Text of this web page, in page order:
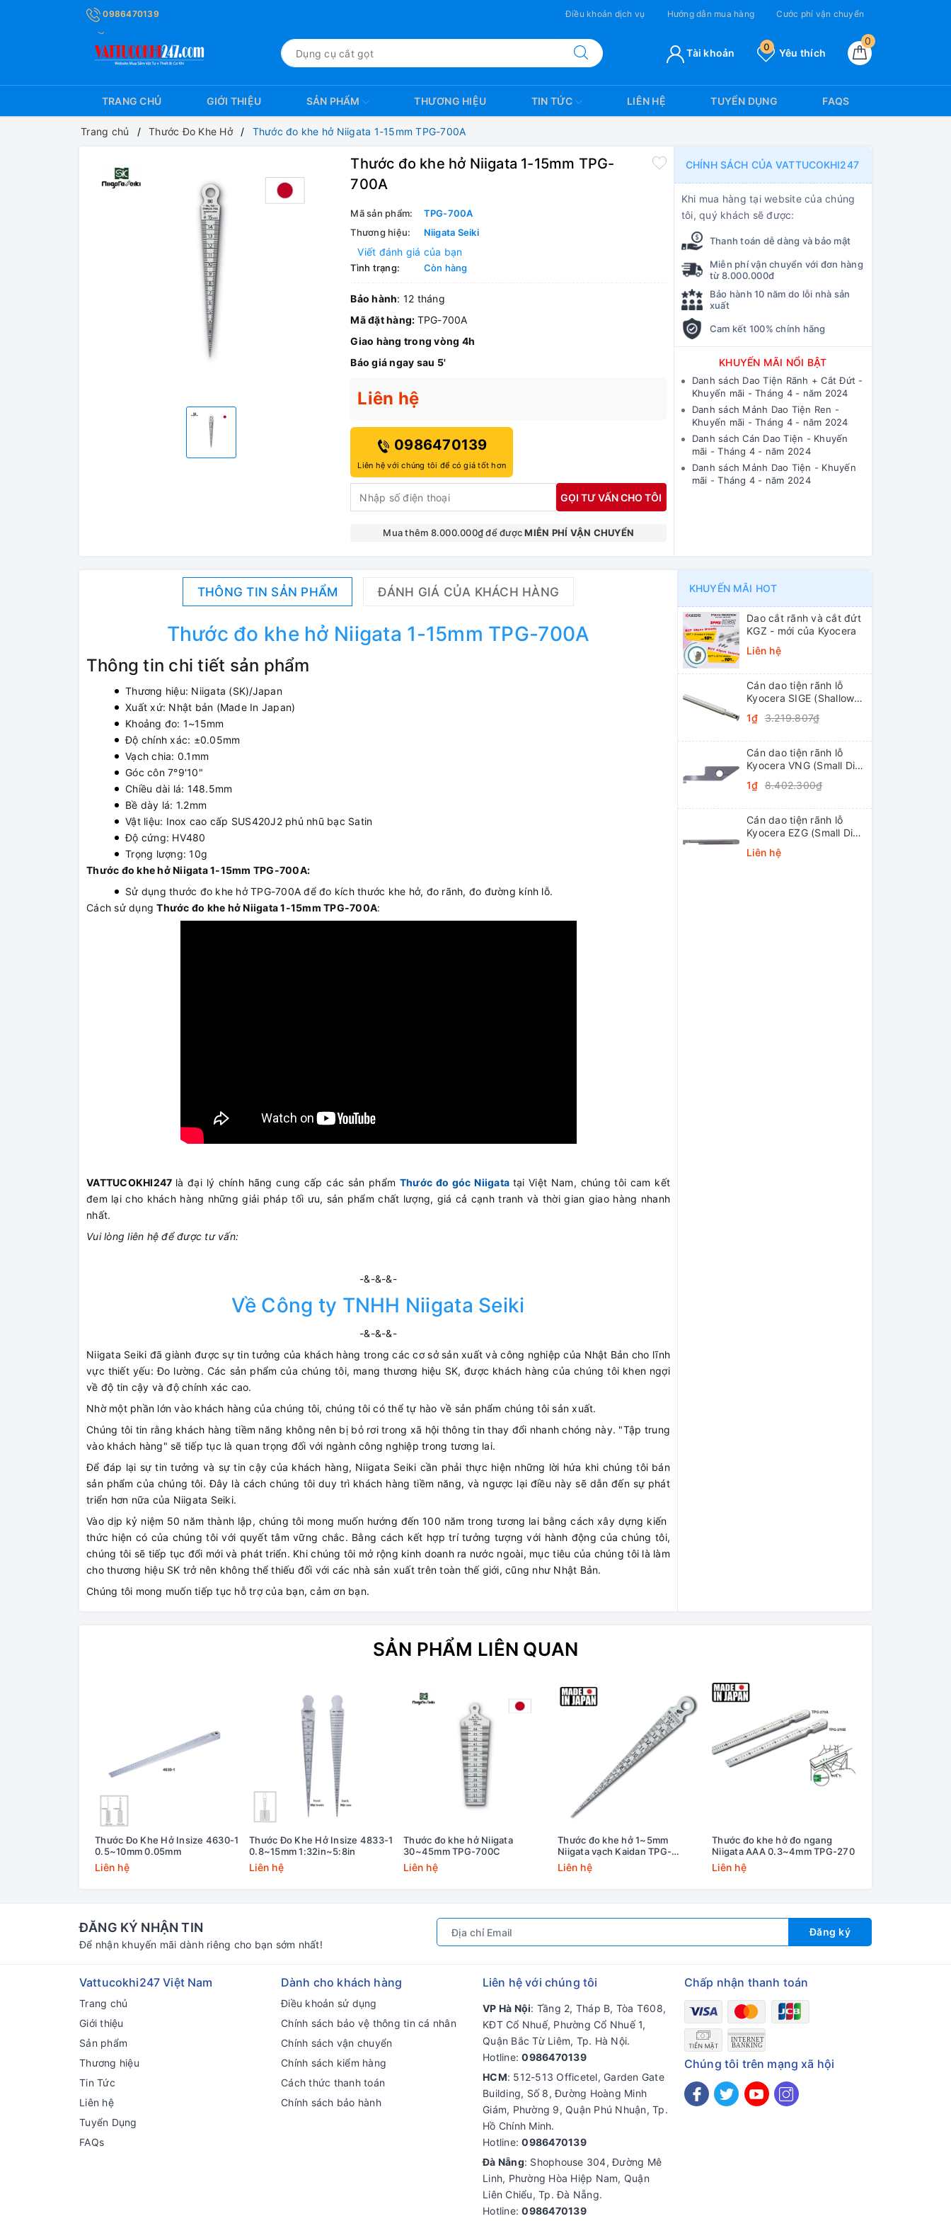
0986470139 Điều khoản dịch vụ Hướng dẫn mua hàng Cước phí vận chuyển
0
Yêu thích
0
Tài khoản
TRANG CHỦ GIỚI THIỆU SẢN PHẨM THƯƠNG HIỆU TIN TỨC LIÊN HỆ TUYỂN DỤNG FAQS
Trang chủ Thước Đo Khe Hở Thước đo khe hở Niigata 1-15mm TPG-700A
Thước đo khe hở Niigata 1-15mm TPG-
700A
Mã sản phẩm:
TPG-700A
Thương hiệu:
Niigata Seiki
Viết đánh giá của bạn
Tình trạng: Còn hàng
Bảo hành: 12 tháng
Mã đặt hàng: TPG-700A
Giao hàng trong vòng 4h
Báo giá ngay sau 5'
Liên hệ
0986470139
Liên hệ với chúng tôi để có giá tốt hơn
GỌI TƯ VẤN CHO TÔI
Mua thêm 8.000.000₫ để đượcMIỄN PHÍ VẬN CHUYỂN
CHÍNH SÁCH CỦA VATTUCOKHI247
Khi mua hàng tại website của chúng
tôi, quý khách sẽ được:
Thanh toán dễ dàng và bảo mật
Miễn phí vận chuyển với đơn hàng
từ 8.000.000đ
Bảo hành 10 năm do lỗi nhà sản
xuất
Cam kết 100% chính hãng
KHUYẾN MÃI NỔI BẬT
Danh sách Dao Tiện Rãnh + Cắt Đứt -
Khuyến mãi - Tháng 4 - năm 2024
Danh sách Mảnh Dao Tiện Ren -
Khuyến mãi - Tháng 4 - năm 2024
Danh sách Cán Dao Tiện - Khuyến
mãi - Tháng 4 - năm 2024
Danh sách Mảnh Dao Tiện - Khuyến
mãi - Tháng 4 - năm 2024
THÔNG TIN SẢN PHẨM ĐÁNH GIÁ CỦA KHÁCH HÀNG
Thước đo khe hở Niigata 1-15mm TPG-700A
Thông tin chi tiết sản phẩm
Thương hiệu: Niigata (SK)/Japan
Xuất xứ: Nhật bản (Made In Japan)
Khoảng đo: 1~15mm
Độ chính xác: ±0.05mm
Vạch chia: 0.1mm
Góc côn 7°9'10"
Chiều dài lá: 148.5mm
Bề dày lá: 1.2mm
Vật liệu: Inox cao cấp SUS420J2 phủ nhũ bạc Satin
Độ cứng: HV480
Trọng lượng: 10g
Thước đo khe hở Niigata 1-15mm TPG-700A:
Sử dụng thước đo khe hở TPG-700A để đo kích thước khe hở, đo rãnh, đo đường kính lỗ.
Cách sử dụngThước đo khe hở Niigata 1-15mm TPG-700A:
VATTUCOKHI247 là đại lý chính hãng cung cấp các sản phẩm Thước đo góc Niigata tại Việt Nam, chúng tôi cam kết
đem lại cho khách hàng những giải pháp tối ưu, sản phẩm chất lượng, giá cả cạnh tranh và thời gian giao hàng nhanh
nhất.
Vui lòng liên hệ để được tư vấn:
-&-&-&-
Về Công ty TNHH Niigata Seiki
-&-&-&-
Niigata Seiki đã giành được sự tin tưởng của khách hàng trong các cơ sở sản xuất và công nghiệp của Nhật Bản cho lĩnh
vực thiết yếu: Đo lường. Các sản phẩm của chúng tôi, mang thương hiệu SK, được khách hàng của chúng tôi khen ngợi
về độ tin cậy và độ chính xác cao.
Nhờ một phần lớn vào khách hàng của chúng tôi, chúng tôi có thể tự hào về sản phẩm chúng tôi sản xuất.
Chúng tôi tin rằng khách hàng tiềm năng không nên bị bỏ rơi trong xã hội thông tin thay đổi nhanh chóng này. "Tập trung
vào khách hàng" sẽ tiếp tục là quan trọng đối với ngành công nghiệp trong tương lai.
Để đáp lại sự tin tưởng và sự tin cậy của khách hàng, Niigata Seiki cần phải thực hiện những lời hứa khi chúng tôi bán
sản phẩm của chúng tôi. Đây là cách chúng tôi duy trì khách hàng tiềm năng, và ngược lại điều này sẽ dẫn đến sự phát
triển hơn nữa của Niigata Seiki.
Vào dịp kỷ niệm 50 năm thành lập, chúng tôi mong muốn hướng đến 100 năm trong tương lai bằng cách xây dựng kiến ​​
thức hiện có của chúng tôi với quyết tâm vững chắc. Bằng cách kết hợp trí tưởng tượng với hành động của chúng tôi,
chúng tôi sẽ tiếp tục đổi mới và phát triển. Khi chúng tôi mở rộng kinh doanh ra nước ngoài, mục tiêu của chúng tôi là làm
cho thương hiệu SK trở nên không thể thiếu đối với các nhà sản xuất trên toàn thế giới, cũng như Nhật Bản.
Chúng tôi mong muốn tiếp tục hỗ trợ của bạn, cảm ơn bạn.
KHUYẾN MÃI HOT
Dao cắt rãnh và cắt đứt
KGZ - mới của Kyocera
Liên hệ
Cán dao tiện rãnh lỗ
Kyocera SIGE (Shallow
1₫ 3.219.807₫
Cán dao tiện rãnh lỗ
Kyocera VNG (Small Dia.
System Tip-Bars)
1₫ 8.402.300₫
Cán dao tiện rãnh lỗ
Kyocera EZG (Small Dia.
Bars)
Liên hệ
SẢN PHẨM LIÊN QUAN
Thước Đo Khe Hở Insize 4630-1
0.5~10mm 0.05mm
Liên hệ
Thước Đo Khe Hở Insize 4833-1
0.8~15mm 1:32in~5:8in
Liên hệ
Thước đo khe hở Niigata
30~45mm TPG-700C
Liên hệ
Thước đo khe hở 1~5mm
Niigata vạch Kaidan TPG-
700AKD
Liên hệ
Thước đo khe hở đo ngang
Niigata AAA 0.3~4mm TPG-270
Liên hệ
ĐĂNG KÝ NHẬN TIN
Để nhận khuyến mãi dành riêng cho bạn sớm nhất!
Đăng ký
Vattucokhi247 Việt Nam
Trang chủ
Giới thiệu
Sản phẩm
Thương hiệu
Tin Tức
Liên hệ
Tuyển Dụng
FAQs
Dành cho khách hàng
Điều khoản sử dụng
Chính sách bảo vệ thông tin cá nhân
Chính sách vận chuyển
Chính sách kiểm hàng
Cách thức thanh toán
Chính sách bảo hành
Liên hệ với chúng tôi
VP Hà Nội: Tầng 2, Tháp B, Tòa T608,
KĐT Cổ Nhuế, Phường Cổ Nhuế 1,
Quận Bắc Từ Liêm, Tp. Hà Nội.
Hotline:0986470139
HCM: 512-513 Officetel, Garden Gate
Building, Số 8, Đường Hoàng Minh
Giám, Phường 9, Quận Phú Nhuận, Tp.
Hồ Chính Minh.
Hotline:0986470139
Đà Nẵng: Shophouse 304, Đường Mê
Linh, Phường Hòa Hiệp Nam, Quận
Liên Chiểu, Tp. Đà Nẵng.
Hotline:0986470139
Chấp nhận thanh toán
Chúng tôi trên mạng xã hội